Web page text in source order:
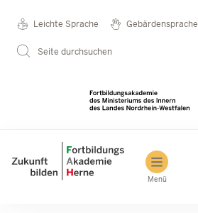
Metanavigation
Leichte Sprache Gebärdensprache
Seite durchsuchen
Main
Menü